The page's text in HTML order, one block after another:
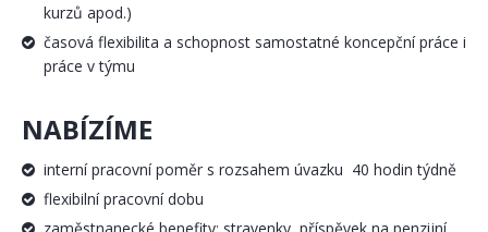
kurzů apod.)
časová flexibilita a schopnost samostatné koncepční práce i
práce v týmu
NABÍZÍME
interní pracovní poměr s rozsahem úvazku 40 hodin týdně
flexibilní pracovní dobu